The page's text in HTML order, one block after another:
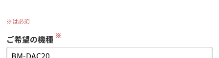
※は必須
ご希望の機種 ※